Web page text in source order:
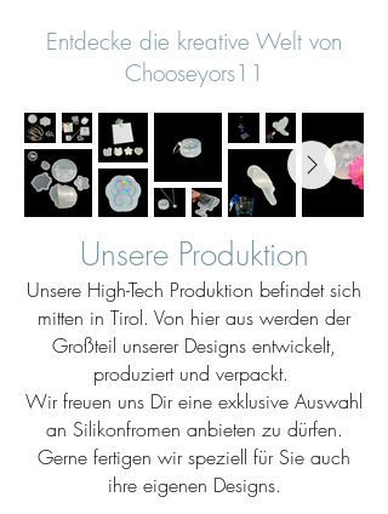
Entdecke die kreative Welt von
Chooseyors11
Unsere Produktion
Unsere High-Tech Produktion befindet sich
mitten in Tirol. Von hier aus werden der
Großteil unserer Designs entwickelt,
produziert und verpackt.
Wir freuen uns Dir eine exklusive Auswahl
an Silikonfromen anbieten zu dürfen.
Gerne fertigen wir speziell für Sie auch
ihre eigenen Designs.